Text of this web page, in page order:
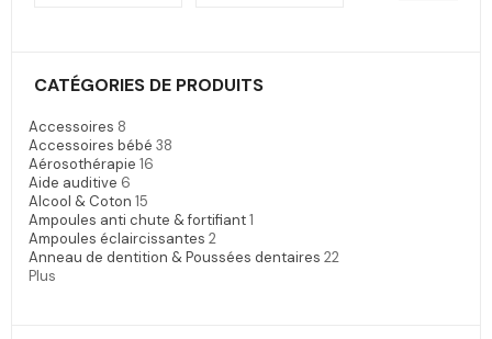
CATÉGORIES DE PRODUITS
Accessoires 8
Accessoires bébé 38
Aérosothérapie 16
Aide auditive 6
Alcool & Coton 15
Ampoules anti chute & fortifiant1
Ampoules éclaircissantes 2
Anneau de dentition & Poussées dentaires 22
Plus